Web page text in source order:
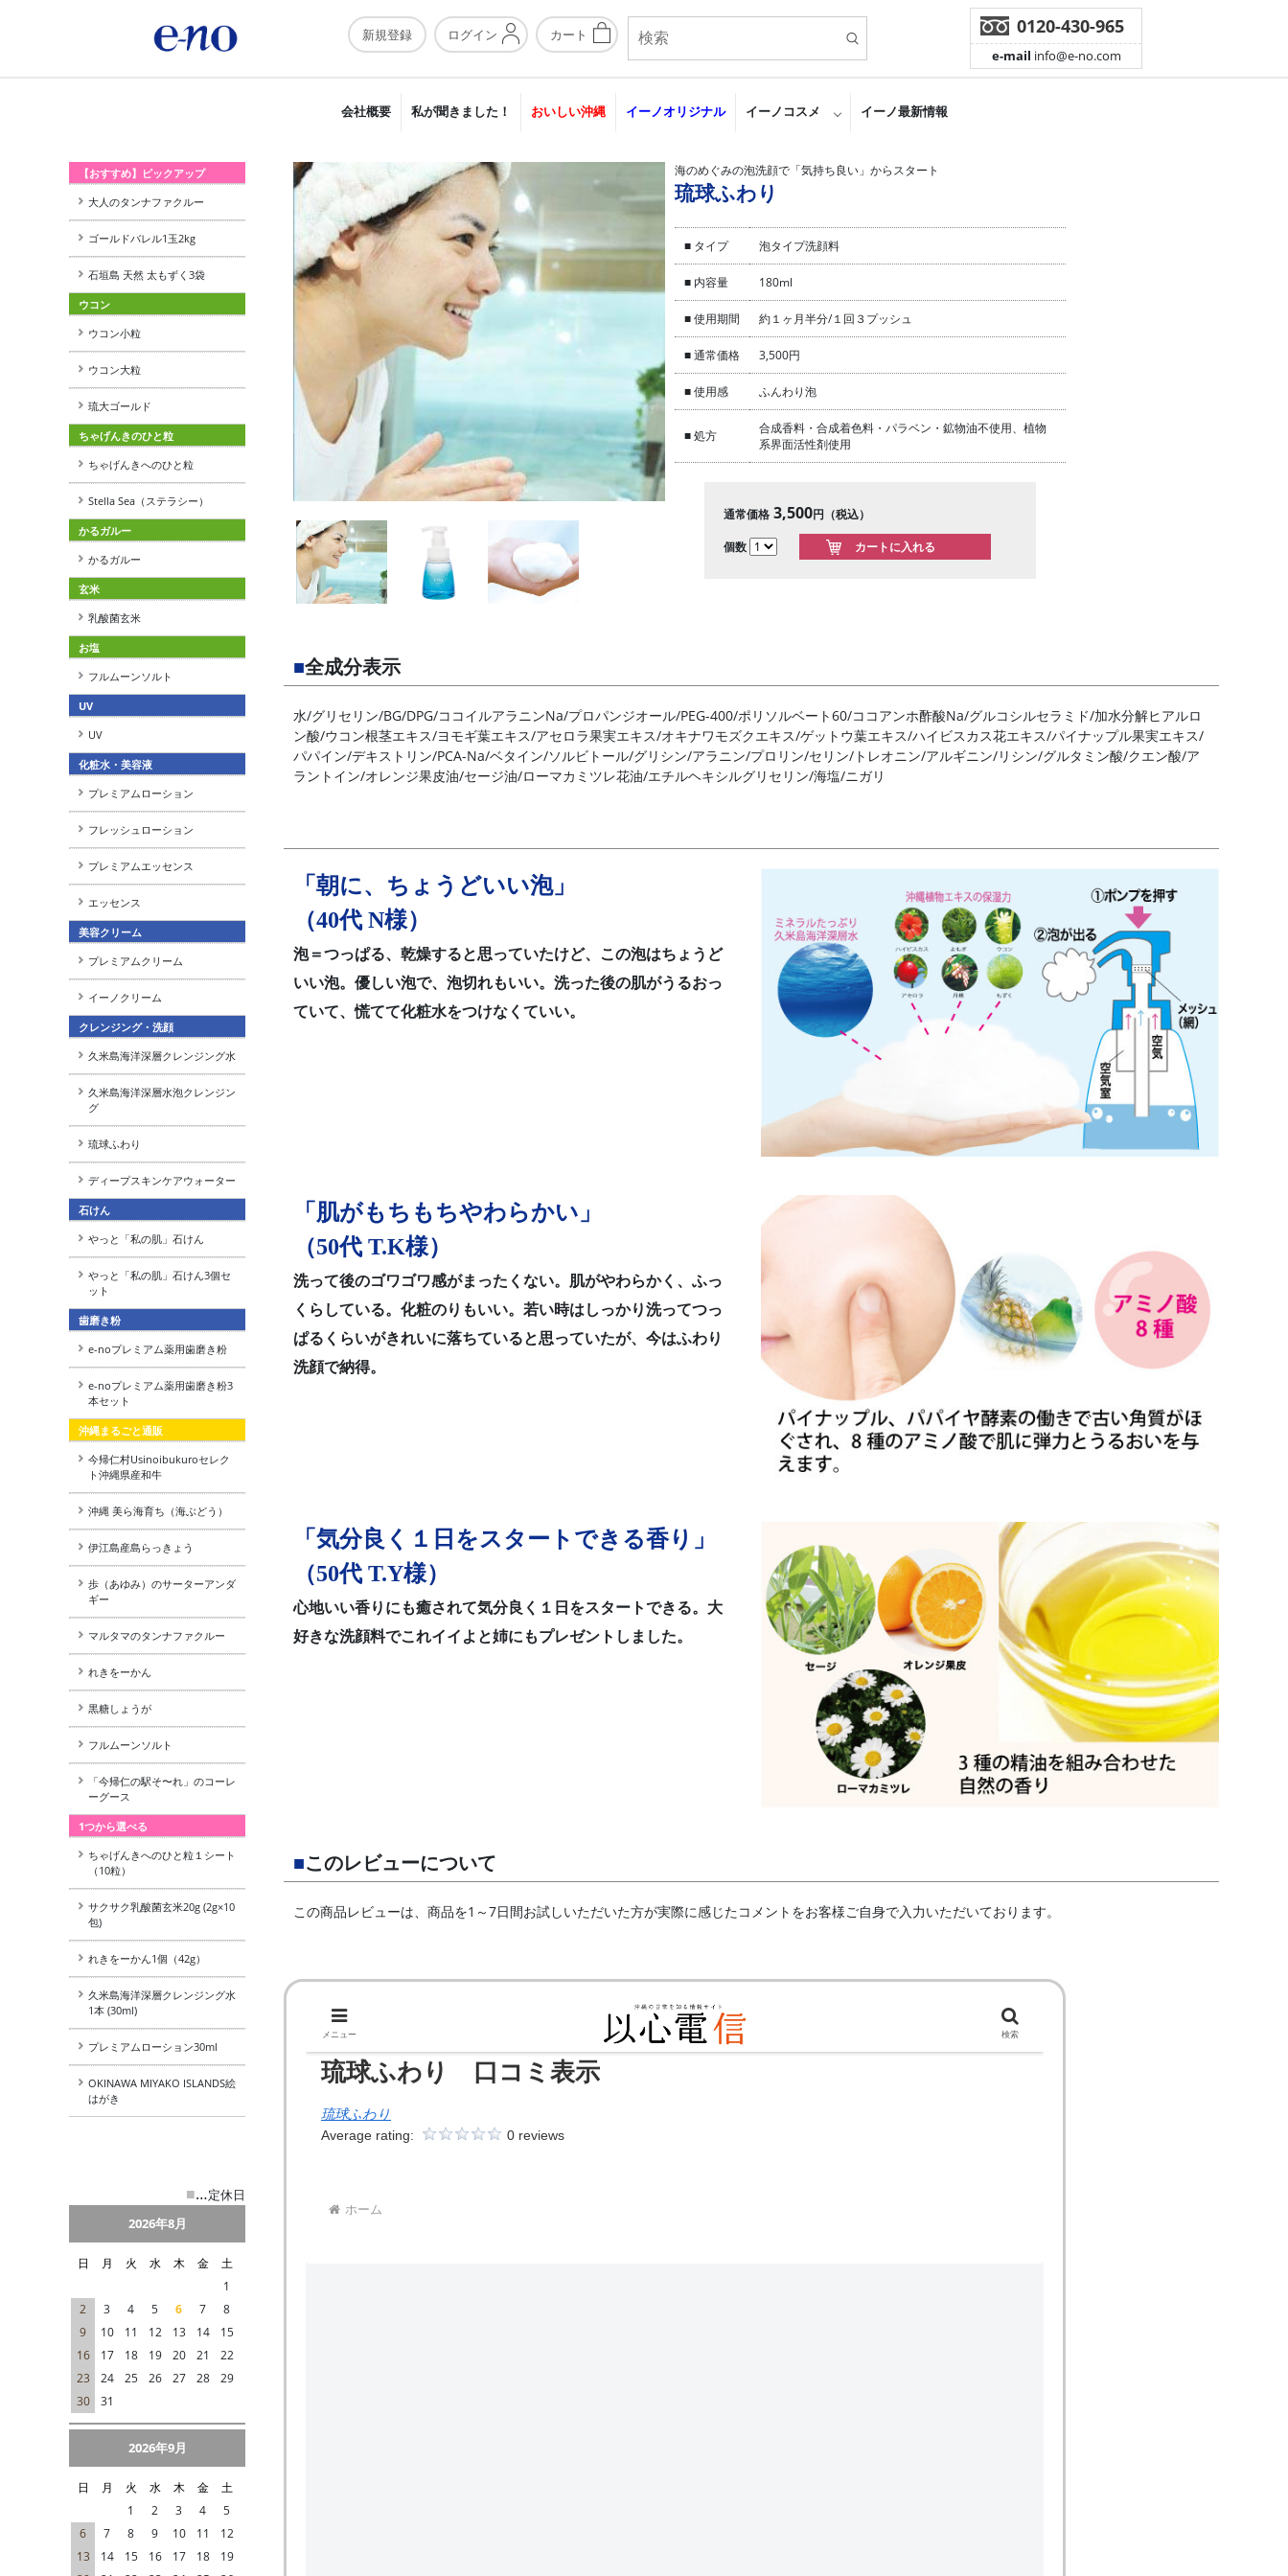
新規登録 ログイン カート 0120-430-965
e-mail info@e-no.com
会社概要 私が聞きました！ おいしい沖縄 イーノオリジナル イーノコスメ イーノ最新情報
海のめぐみの泡洗顔で「気持ち良い」からスタート
琉球ふわり
■ タイプ 泡タイプ洗顔料
■ 内容量 180ml
■ 使用期間 約１ヶ月半分/１回３プッシュ
■ 通常価格 3,500円
■ 使用感 ふんわり泡
■ 処方
合成香料・合成着色料・パラベン・鉱物油不使用、植物
系界面活性剤使用
通常価格3,500円（税込）
個数
■全成分表示
水/グリセリン/BG/DPG/ココイルアラニンNa/プロパンジオール/PEG-400/ポリソルベート60/ココアンホ酢酸Na/グルコシルセラミド/加水分解ヒアルロ
ン酸/ウコン根茎エキス/ヨモギ葉エキス/アセロラ果実エキス/オキナワモズクエキス/ゲットウ葉エキス/ハイビスカス花エキス/パイナップル果実エキス/
パパイン/デキストリン/PCA-Na/ベタイン/ソルビトール/グリシン/アラニン/プロリン/セリン/トレオニン/アルギニン/リシン/グルタミン酸/クエン酸/ア
ラントイン/オレンジ果皮油/セージ油/ローマカミツレ花油/エチルヘキシルグリセリン/海塩/ニガリ
「朝に、ちょうどいい泡」
（40代 N様）
泡＝つっぱる、乾燥すると思っていたけど、この泡はちょうど
いい泡。優しい泡で、泡切れもいい。洗った後の肌がうるおっ
ていて、慌てて化粧水をつけなくていい。
「肌がもちもちやわらかい」
（50代 T.K様）
洗って後のゴワゴワ感がまったくない。肌がやわらかく、ふっ
くらしている。化粧のりもいい。若い時はしっかり洗ってつっ
ぱるくらいがきれいに落ちていると思っていたが、今はふわり
洗顔で納得。
「気分良く１日をスタートできる香り」
（50代 T.Y様）
心地いい香りにも癒されて気分良く１日をスタートできる。大
好きな洗顔料でこれイイよと姉にもプレゼントしました。
■このレビューについて
この商品レビューは、商品を1～7日間お試しいただいた方が実際に感じたコメントをお客様ご自身で入力いただいております。
【おすすめ】ピックアップ
大人のタンナファクルー
ゴールドバレル1玉2kg
石垣島 天然 太もずく3袋
ウコン
ウコン小粒
ウコン大粒
琉大ゴールド
ちゃげんきのひと粒
ちゃげんきへのひと粒
Stella Sea（ステラシー）
かるガルー
かるガルー
玄米
乳酸菌玄米
お塩
フルムーンソルト
UV
UV
化粧水・美容液
プレミアムローション
フレッシュローション
プレミアムエッセンス
エッセンス
美容クリーム
プレミアムクリーム
イーノクリーム
クレンジング・洗顔
久米島海洋深層クレンジング水
久米島海洋深層水泡クレンジン
グ
琉球ふわり
ディープスキンケアウォーター
石けん
やっと「私の肌」石けん
やっと「私の肌」石けん3個セ
ット
歯磨き粉
e-noプレミアム薬用歯磨き粉
e-noプレミアム薬用歯磨き粉3
本セット
沖縄まるごと通販
今帰仁村Usinoibukuroセレク
ト沖縄県産和牛
沖縄 美ら海育ち（海ぶどう）
伊江島産島らっきょう
歩（あゆみ）のサーターアンダ
ギー
マルタマのタンナファクルー
れきをーかん
黒糖しょうが
フルムーンソルト
「今帰仁の駅そ〜れ」のコーレ
ーグース
1つから選べる
ちゃげんきへのひと粒１シート
（10粒）
サクサク乳酸菌玄米20g (2g×10
包)
れきをーかん1個（42g）
久米島海洋深層クレンジング水
1本 (30ml)
プレミアムローション30ml
OKINAWA MIYAKO ISLANDS絵
はがき
■…定休日
2026年8月
日 月 火 水 木 金
土
1
2
3 4 5 6 7
8
9
10 11 12 13 14
15
16
17 18 19 20 21
22
23
24 25 26 27 28
29
30
31
2026年9月
日 月 火 水 木 金
土
1
2 3 4
5
6
7 8 9 10 11
12
13
14 15 16 17 18
19